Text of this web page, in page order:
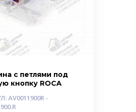
с петлями под
кнопку ROCA
AV0011900R -